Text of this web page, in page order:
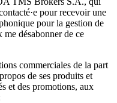
pour recevoir une
pour la gestion de
désabonner de ce
commerciales de la part
de ses produits et
et des promotions, aux